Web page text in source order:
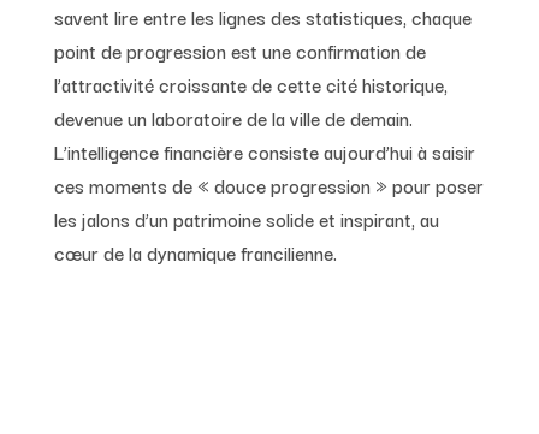
savent lire entre les lignes des statistiques, chaque
point de progression est une confirmation de
l’attractivité croissante de cette cité historique,
devenue un laboratoire de la ville de demain.
L’intelligence financière consiste aujourd’hui à saisir
ces moments de « douce progression » pour poser
les jalons d’un patrimoine solide et inspirant, au
cœur de la dynamique francilienne.